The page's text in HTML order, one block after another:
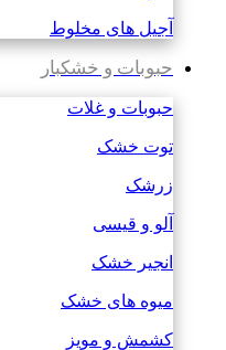
آجیل های مخلوط
حبوبات و خشکبار
حبوبات و غلات
توت خشک
زرشک
آلو و قیسی
انجیر خشک
میوه های خشک
کشمش و مویز